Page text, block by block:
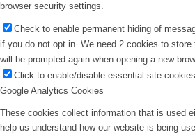
browser security settings.
Check to enable permanent hiding of
if you do not opt in. We need 2 cookies to
will be prompted again when opening a new
Click to enable/disable essential site
Google Analytics Cookies
These cookies collect information that is used
help us understand how our website is being